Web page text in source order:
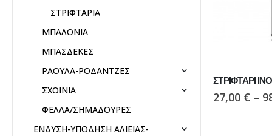
ΣΤΡΙΦΤΑΡΙ
27,00 € –
ΣΤΡΙΦΤΑΡΙΑ
ΜΠΑΛΟΝΙΑ
ΜΠΑΣΔΕΚΕΣ
ΡΑΟΥΛΑ-ΡΟΔΑΝΤΖΕΣ
ΣΧΟΙΝΙΑ
ΦΕΛΛΑ/ΣΗΜΑΔΟΥΡΕΣ
ΕΝΔΥΣΗ-ΥΠΟΔΗΣΗ ΑΛΙΕΙΑΣ-